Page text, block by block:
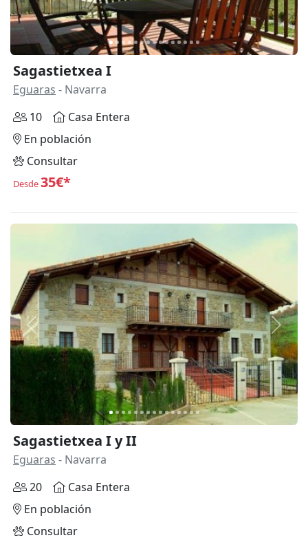
Sagastietxea I
Eguaras - Navarra
10
Casa Entera
En población
Consultar
Desde35€*
Anterior
Sagastietxea I y II
Eguaras - Navarra
20
Casa Entera
En población
Consultar